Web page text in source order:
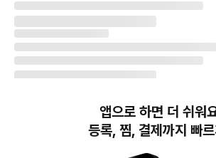
앱으로 하면 더 쉬워
등록, 찜, 결제까지 빠